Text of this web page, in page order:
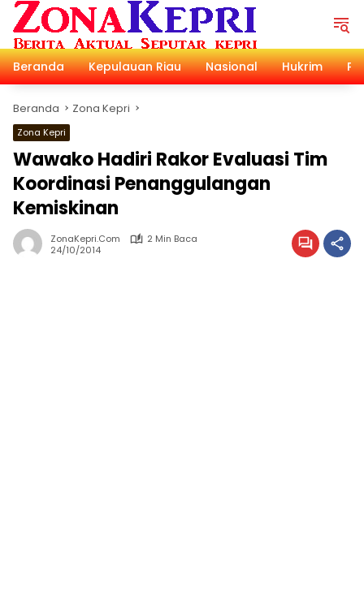
Langsung
konten
Beranda
Kepulauan Riau Nasional Hukrim
Beranda Zona Kepri
Zona Kepri
Wawako Hadiri Rakor Evaluasi Tim
Koordinasi Penanggulangan
Kemiskinan
ZonaKepri.com
2 Min Baca
24/10/2014